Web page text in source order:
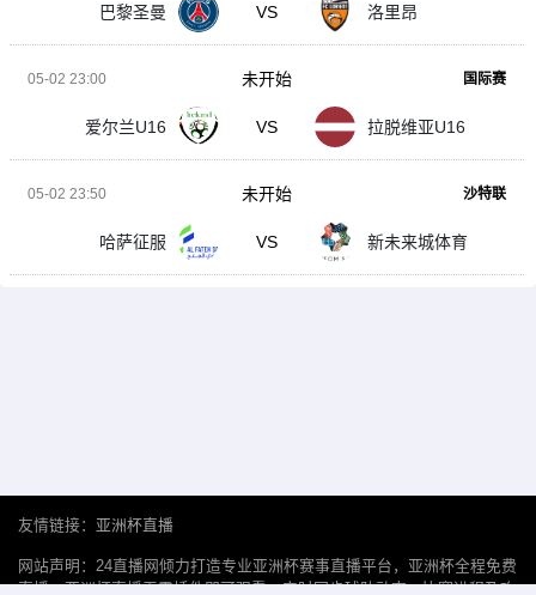
巴黎圣曼 VS 洛里昂
05-02 23:00 国际赛
爱尔兰U16 VS 拉脱维亚U16
未开始
05-02 23:50 沙特联
哈萨征服 VS 新未来城体育
未开始
友情链接： 亚洲杯直播
网站声明：24直播网倾力打造专业亚洲杯赛事直播平台，亚洲杯全程免费
直播，亚洲杯直播无需插件即可观看。实时同步球队动态、比赛进程及攻